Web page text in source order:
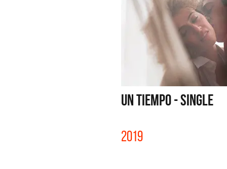
UN TIEMPO - SINGLE
2019